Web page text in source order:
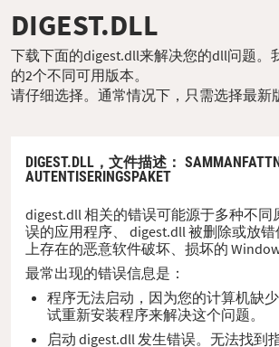
DIGEST.DLL
下载下面的digest.dll来解决您的dll问题。
的2个不同可用版本。
请仔细选择。通常情况下，只需选择最新
DIGEST.DLL， 文件描述 ：
AUTENTISERINGSPAKET
digest.dll 相关的错误可能源于多种不同
误的应用程序、 digest.dll 被删除或放错
上存在的恶意软件破坏、损坏的
最常出现的错误信息是：
程序无法启动，因为您的计算机缺
试重新安装程序来解决这个问题。
启动 digest.dll 发生错误。无法找到